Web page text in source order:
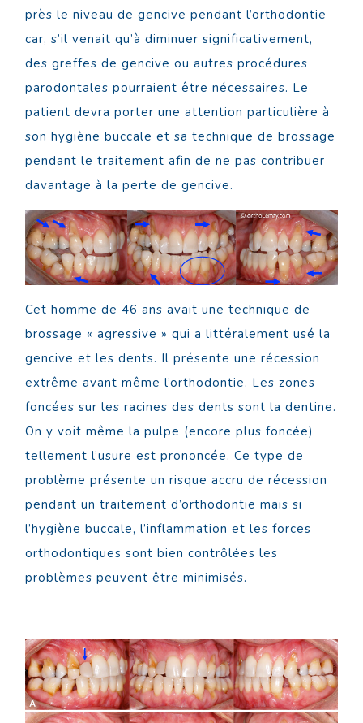
près le niveau de gencive pendant l’orthodontie
car, s’il venait qu’à diminuer significativement,
des greffes de gencive ou autres procédures
parodontales pourraient être nécessaires. Le
patient devra porter une attention particulière à
son hygiène buccale et sa technique de brossage
pendant le traitement afin de ne pas contribuer
davantage à la perte de gencive.
Cet homme de 46 ans avait une technique de
brossage « agressive » qui a littéralement usé la
gencive et les dents. Il présente une récession
extrême avant même l’orthodontie. Les zones
foncées sur les racines des dents sont la dentine.
On y voit même la pulpe (encore plus foncée)
tellement l’usure est prononcée. Ce type de
problème présente un risque accru de récession
pendant un traitement d’orthodontie mais si
l’hygiène buccale, l’inflammation et les forces
orthodontiques sont bien contrôlées les
problèmes peuvent être minimisés.